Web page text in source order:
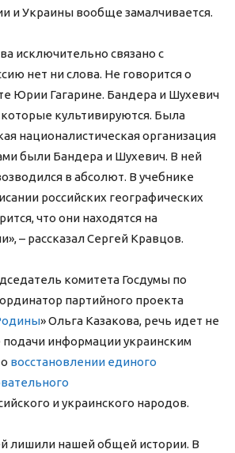
и Украины вообще замалчивается.
исключительно связано с
нет ни слова. Не говорится о
Юрии Гагарине. Бандера и Шухевич
культивируются. Была
националистическая организация
были Бандера и Шухевич. В ней
в абсолют. В учебнике
российских географических
что они находятся на
– рассказал Сергей Кравцов.
комитета Госдумы по
партийного проекта
» Ольга Казакова, речь идет не
информации украинским
восстановлении единого
и украинского народов.
лишили нашей общей истории. В